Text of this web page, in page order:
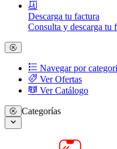
Descarga tu factura
Consulta y descarga tu
Navegar por
Ver Ofertas
Ver Catálogo
Categorías